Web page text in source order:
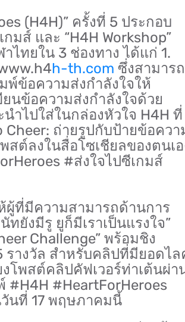
(H4H)” ครั้งที่ 5 ประกอบ
มส์ และ “H4H Workshop”
ไทยใน 3 ช่องทาง ได้แก่ 1.
h-th.com ซึ่งสามารถ
พ์ข้อความส่งกำลังใจให้
ยนข้อความส่งกำลังใจด้วย
ำไปใส่ในกล่องหัวใจ H4H ที่
Cheer: ถ่ายรูปกับป้ายข้อควา
ต์ลงในสื่อโซเชียลของตนเอ
#ส่งใจไปซีเกมส์
ผู้ที่มีความสามารถด้านการ
ทยังมีรู ยูก็มีเราเป็นแรงใจ”
Challenge” พร้อมชิง
รางวัล สำหรับคลิปที่มียอดไล
โพสต์คลิปคัฟเวอร์ท่าเต้นผ่า
#H4H #HeartForHeroes
วันที่ 17 พฤษภาคมนี้